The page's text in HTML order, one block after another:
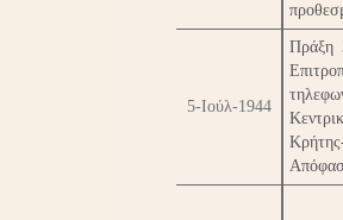
5-Ιούλ-1944
Πράξη